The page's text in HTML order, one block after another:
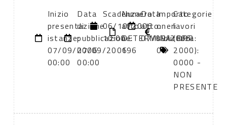
Inizio
presentazione
istanze:
07/09/2006
00:00
Data
di
pubblicazione:
07/09/2006
00:00
Scadenza:
06/10/2006
10:00
Numero
atto:
DETERMINA
196
Data
atto:
07/09/2006
Importo
oneri
sicurezza:
0
Categorie
lavori
(DPR
2000):
0000 -
NON
PRESENTE